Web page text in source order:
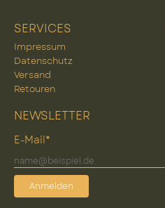
SERVICES
Impressum
Datenschutz
Versand
Retouren
NEWSLETTER
E-Mail*
Anmelden